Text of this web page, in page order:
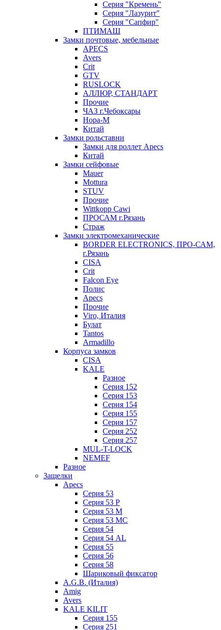
Серия "Кремень"
Серия "Лазурит"
Серия "Сапфир"
ПТИМАШ
Замки почтовые, мебельные
APECS
Avers
Crit
GTV
RUSLOCK
АЛЛЮР, СТАНДАРТ
Прочие
ЧАЗ г.Чебоксары
Нора-М
Китай
Замки рольставни
Замки для роллет Apecs
Китай
Замки сейфовые
Mauer
Mottura
STUV
Прочие
Wittkopp Cawi
ПРОСАМ г.Рязань
Страж
Замки электромеханические
BORDER ELECTRONICS, ПРО-САМ,
г.Рязань
CISA
Crit
Falcon Eye
Полис
Apecs
Прочие
Viro, Италия
Булат
Tantos
Armadillo
Корпуса замков
CISA
KALE
Разное
Серия 152
Серия 153
Серия 154
Серия 155
Серия 157
Серия 252
Серия 257
MUL-T-LOCK
NEMEF
Разное
Защелки
Apecs
Серия 53
Серия 53 P
Серия 53 М
Серия 53 МC
Серия 54
Серия 54 AL
Серия 55
Серия 56
Серия 58
Шариковый фиксатор
A.G.B. (Италия)
Amig
Avers
KALE KILIT
Серия 155
Серия 251